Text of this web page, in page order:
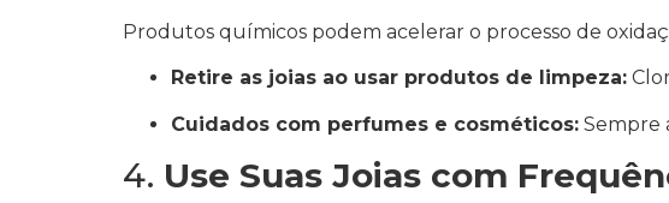
Produtos químicos podem acelerar o processo de
Retire as joias ao usar produtos de limpeza:
Cuidados com perfumes e cosméticos: Sempre
4. Use Suas Joias com